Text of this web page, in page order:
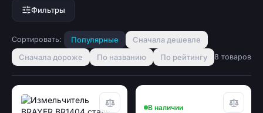
Фильтры
Сортировать: Популярные
Сначала дешевле
Сначала дороже
По названию По рейтингу 8 товаров
В наличии